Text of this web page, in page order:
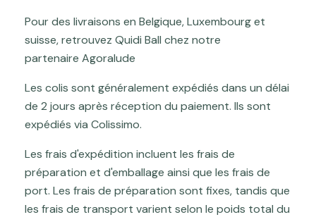
Pour des livraisons en Belgique, Luxembourg et
suisse, retrouvez Quidi Ball chez notre
partenaire Agoralude
Les colis sont généralement expédiés dans un délai
de 2 jours après réception du paiement. Ils sont
expédiés via Colissimo.
Les frais d'expédition incluent les frais de
préparation et d'emballage ainsi que les frais de
port. Les frais de préparation sont fixes, tandis que
les frais de transport varient selon le poids total du